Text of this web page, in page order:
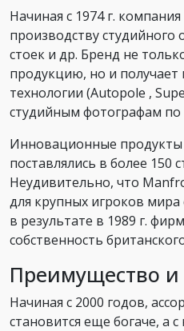
Начиная с 1974 г.
производству
стоек и др. Бренд не
продукцию, но и получает
технологии (Autopole ,
студийным фотографам по
Инновационные
поставлялись в более 150
Неудивительно, что
для крупных игроков
в результате в 1989 г.
собственность
Преимущество и
Начиная с 2000 годов,
становится еще богаче, а